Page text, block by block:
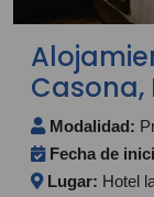
Casona,
Modalidad:
Fecha de
Lugar: Hotel